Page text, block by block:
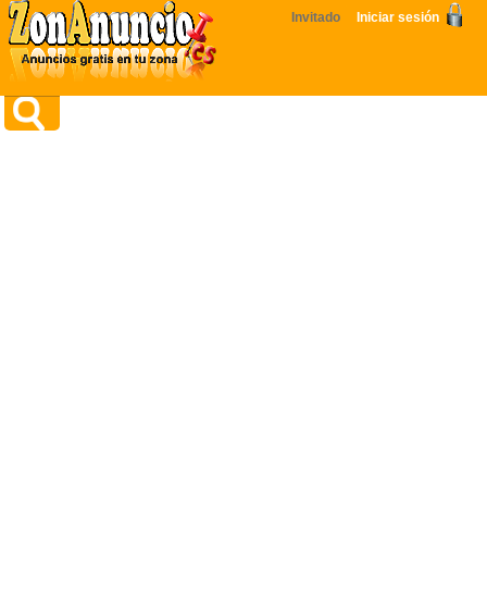
Invitado Iniciar sesión